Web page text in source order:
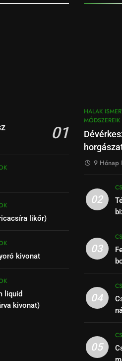
01
likőr)
kivonat
liquid
kivonat)
HALAK
MÓDSZEREIK
9 Hónap
02
03
04
05